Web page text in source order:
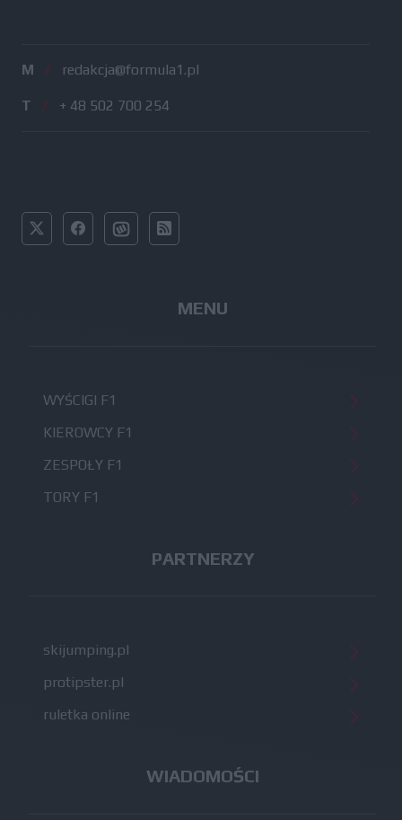
M / redakcja@formula1.pl
T / + 48 502 700 254
MENU
WYŚCIGI F1
KIEROWCY F1
ZESPOŁY F1
TORY F1
PARTNERZY
skijumping.pl
protipster.pl
ruletka online
WIADOMOŚCI